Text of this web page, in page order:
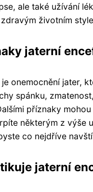
ale také užívání
životním
jaterní
onemocnění jater,
spánku,
příznaky
některým z výše
co nejdříve
jaterní